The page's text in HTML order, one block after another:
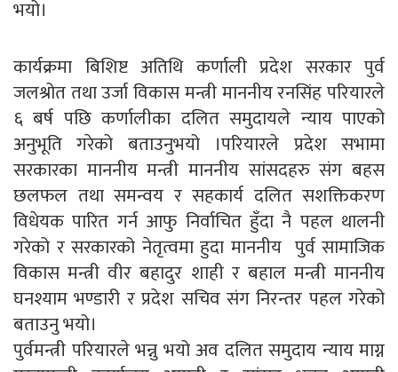
भयो।
कार्यक्रमा बिशिष्ट अतिथि कर्णाली प्रदेश सरकार पुर्व
जलश्रोत तथा उर्जा विकास मन्त्री माननीय रनसिंह परियारले
६ बर्ष पछि कर्णालीका दलित समुदायले न्याय पाएको
अनुभूति गरेको बताउनुभयो ।परियारले प्रदेश सभामा
सरकारका माननीय मन्त्री माननीय सांसदहरु संग बहस
छलफल तथा समन्वय र सहकार्य दलित सशक्तिकरण
विधेयक पारित गर्न आफु निर्वाचित हुँदा नै पहल थालनी
गरेको र सरकारको नेतृत्वमा हुदा माननीय पुर्व सामाजिक
विकास मन्त्री वीर बहादुर शाही र बहाल मन्त्री माननीय
घनश्याम भण्डारी र प्रदेश सचिव संग निरन्तर पहल गरेको
बताउनु भयो।
पुर्वमन्त्री परियारले भन्नु भयो अव दलित समुदाय न्याय माग्न